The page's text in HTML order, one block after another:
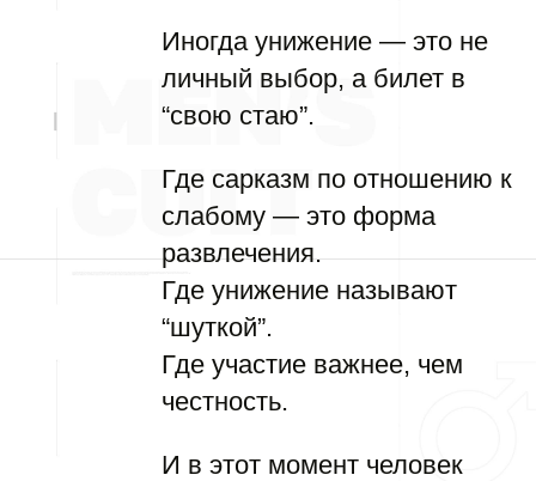
Иногда унижение — это не
личный выбор, а билет в
“свою стаю”.
Где сарказм по отношению к
слабому — это форма
развлечения.
Где унижение называют
“шуткой”.
Где участие важнее, чем
честность.
И в этот момент человек